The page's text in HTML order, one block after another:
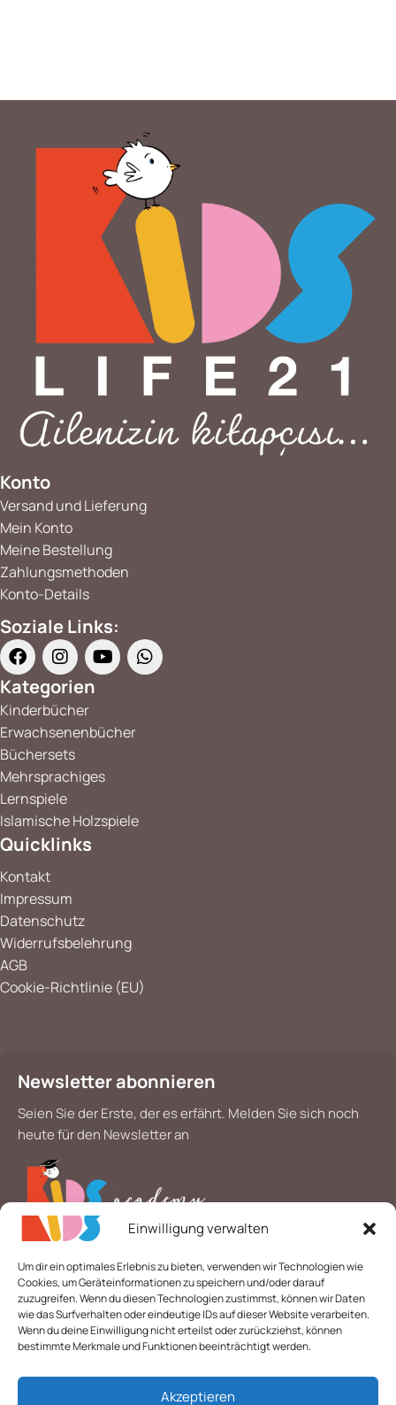
Einwilligung verwalten
Um dir ein optimales Erlebnis zu bieten, verwenden wir Technologien wie
Cookies, um Geräteinformationen zu speichern und/oder darauf
zuzugreifen. Wenn du diesen Technologien zustimmst, können wir Daten
wie das Surfverhalten oder eindeutige IDs auf dieser Website verarbeiten.
Wenn du deine Einwilligung nicht erteilst oder zurückziehst, können
bestimmte Merkmale und Funktionen beeinträchtigt werden.
Akzeptieren
Konto
Versand und Lieferung
Mein Konto
Meine Bestellung
Zahlungsmethoden
Konto-Details
Soziale Links:
Kategorien
Kinderbücher
Erwachsenenbücher
Büchersets
Mehrsprachiges
Lernspiele
Islamische Holzspiele
Quicklinks
Kontakt
Impressum
Datenschutz
Widerrufsbelehrung
AGB
Cookie-Richtlinie (EU)
Newsletter abonnieren
Seien Sie der Erste, der es erfährt. Melden Sie sich noch
heute für den Newsletter an
E-Mail*